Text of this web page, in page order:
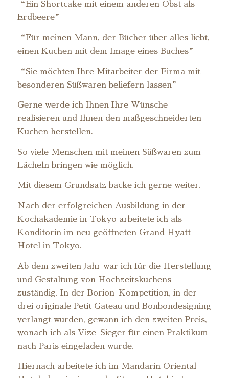
“Ein Shortcake mit einem anderen Obst als
Erdbeere”
“Für meinen Mann, der Bücher über alles liebt,
einen Kuchen mit dem Image eines Buches”
“Sie möchten Ihre Mitarbeiter der Firma mit
besonderen Süßwaren beliefern lassen”
Gerne werde ich Ihnen Ihre Wünsche
realisieren und Ihnen den maßgeschneiderten
Kuchen herstellen.
So viele Menschen mit meinen Süßwaren zum
Lächeln bringen wie möglich.
Mit diesem Grundsatz backe ich gerne weiter.
Nach der erfolgreichen Ausbildung in der
Kochakademie in Tokyo arbeitete ich als
Konditorin im neu geöffneten Grand Hyatt
Hotel in Tokyo.
Ab dem zweiten Jahr war ich für die Herstellung
und Gestaltung von Hochzeitskuchens
zuständig. In der Borion-Kompetition, in der
drei originale Petit Gateau und Bonbondesigning
verlangt wurden, gewann ich den zweiten Preis,
wonach ich als Vize-Sieger für einen Praktikum
nach Paris eingeladen wurde.
Hiernach arbeitete ich im Mandarin Oriental